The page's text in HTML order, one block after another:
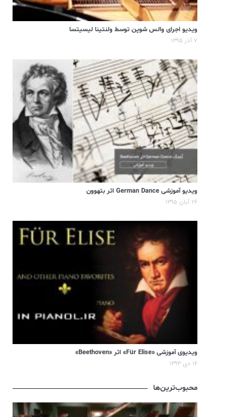
ویدیو اجرای والس شوپن توسط ولنتینا لیسیتسا
۷ آذر ۱۳۹۵
ویدیو آموزشی German Dance اثر بتهوون
۲۶ آبان ۱۳۹۵
ویدیوی آموزشی «Für Elise» اثر «Beethoven»
۱۶ دی ۱۳۹۳
محبوب‌ترین‌ها